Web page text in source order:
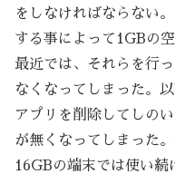
をしなければならない
する事によって1GBの
最近では、それらを行
なくなってしまった。
アプリを削除してしの
が無くなってしまった
16GBの端末では使い